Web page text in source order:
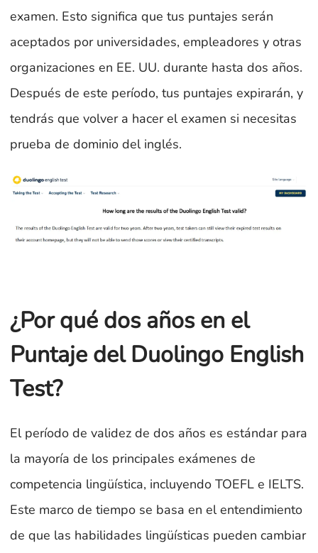
examen. Esto significa que tus puntajes serán
aceptados por universidades, empleadores y otras
organizaciones en EE. UU. durante hasta dos años.
Después de este período, tus puntajes expirarán, y
tendrás que volver a hacer el examen si necesitas
prueba de dominio del inglés.
¿Por qué dos años en el
Puntaje del Duolingo English
Test?
El período de validez de dos años es estándar para
la mayoría de los principales exámenes de
competencia lingüística, incluyendo TOEFL e IELTS.
Este marco de tiempo se basa en el entendimiento
de que las habilidades lingüísticas pueden cambiar